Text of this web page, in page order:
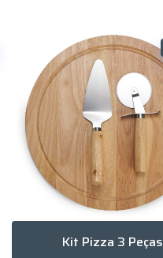
Kit Pizza 3 Peças